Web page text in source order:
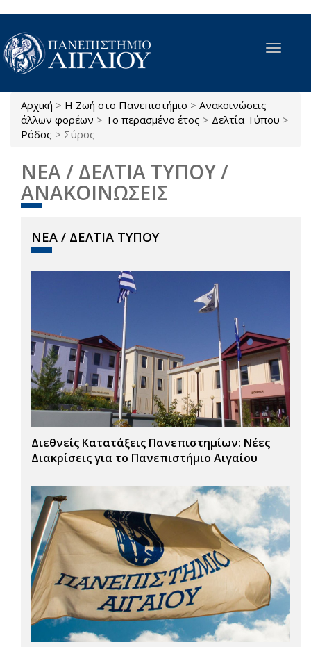
Παράκαμψη προς το κυρίως περιεχόμενο
Toggle
Είστε εδώ
Αρχική > Η Ζωή στο Πανεπιστήμιο > Ανακοινώσεις
άλλων φορέων > Το περασμένο έτος > Δελτία Τύπου >
Ρόδος > Σύρος
ΝΕΑ / ΔΕΛΤΙΑ ΤΥΠΟΥ /
ΑΝΑΚΟΙΝΩΣΕΙΣ
ΝΕΑ / ΔΕΛΤΙΑ ΤΥΠΟΥ
Διεθνείς Κατατάξεις Πανεπιστημίων: Νέες
Διακρίσεις για το Πανεπιστήμιο Αιγαίου